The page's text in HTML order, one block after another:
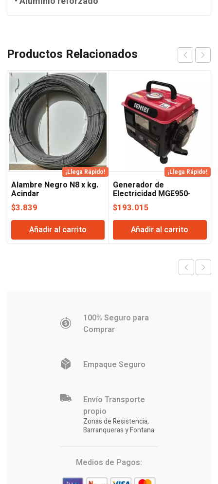
Productos Relacionados
¡Llega Rápido!
Alambre Negro N8 x kg.
Acindar
$3.839
Añadir al carrito
¡Llega Rápido!
Generador de
Electricidad MGE950-
0.95KVA Sensei
$193.015
Añadir al carrito
100% Seguro para
Comprar
Empaque Seguro
Envío Transporte
propio
Zonas de Resistencia,
Barranqueras y Fontana.
Medios de Pagos: